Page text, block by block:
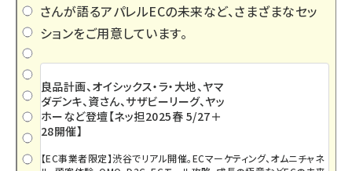
さんが語るアパレルECの未来など、さまざまなセッ
ションをご用意しています。
良品計画、オイシックス・ラ・大地、ヤマ
ダデンキ、資さん、サザビーリーグ、ヤッ
ホーなど登壇【ネッ担2025春 5/27＋
28開催】
【EC事業者限定】渋谷でリアル開催。ECマーケティング、オムニチャネ